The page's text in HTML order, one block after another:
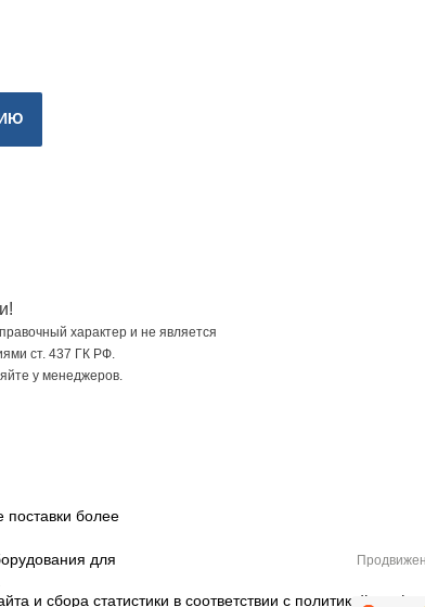
характер и не является
ст. 437 ГК РФ.
у менеджеров.
более
для
и сбора статистики в соответствии с политикой